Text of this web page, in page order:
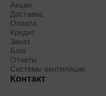
Акции
Доставка
Оплата
Кредит
Заказ
Блог
Отчеты
Системы вентиляции
Контакт